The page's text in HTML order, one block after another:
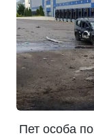
Пет особа